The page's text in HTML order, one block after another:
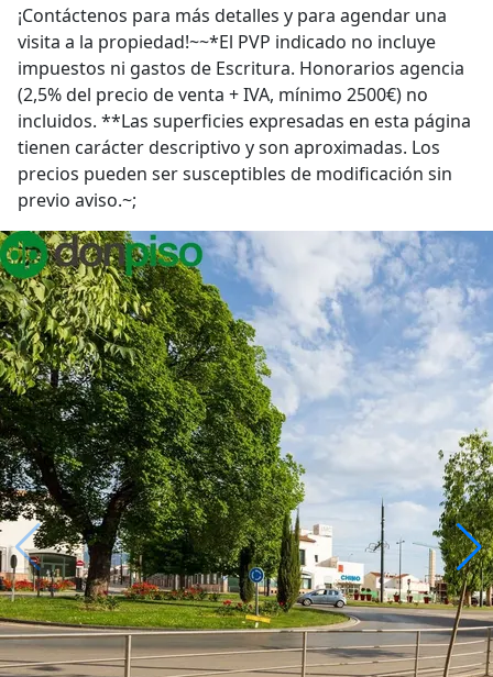
¡Contáctenos para más detalles y para agendar una
visita a la propiedad!~~*El PVP indicado no incluye
impuestos ni gastos de Escritura. Honorarios agencia
(2,5% del precio de venta + IVA, mínimo 2500€) no
incluidos. **Las superficies expresadas en esta página
tienen carácter descriptivo y son aproximadas. Los
precios pueden ser susceptibles de modificación sin
previo aviso.~;